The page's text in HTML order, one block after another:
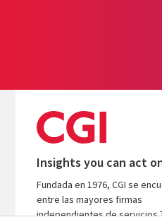
Insights you can act
Fundada en 1976, CGI se
entre las mayores firmas
independientes de servicios